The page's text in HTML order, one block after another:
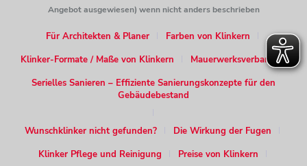
Angebot ausgewiesen) wenn nicht anders beschrieben
Für Architekten & Planer
Farben von Klinkern
Klinker-Formate / Maße von Klinkern
Mauerwerksverband
Serielles Sanieren – Effiziente Sanierungskonzepte für den
Gebäudebestand
Wunschklinker nicht gefunden?
Die Wirkung der Fugen
Klinker Pflege und Reinigung
Preise von Klinkern